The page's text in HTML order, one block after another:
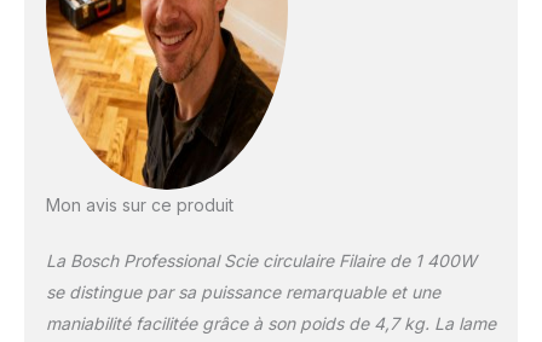
produit 2: Transport
pratique
Mon avis sur ce produit
La Bosch Professional Scie circulaire Filaire de 1 400W
se distingue par sa puissance remarquable et une
maniabilité facilitée grâce à son poids de 4,7 kg. La lame